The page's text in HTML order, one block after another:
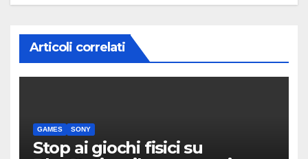
Articoli correlati
GAMES SONY
Stop ai giochi fisici su